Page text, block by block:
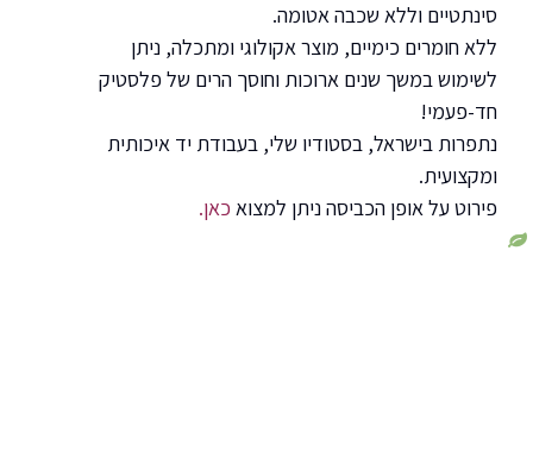
סינתטיים וללא שכבה אטומה.
ללא חומרים כימיים, מוצר אקולוגי ומתכלה, ניתן
לשימוש במשך שנים ארוכות וחוסך הרים של פלסטיק
חד-פעמי!
נתפרות בישראל, בסטודיו שלי, בעבודת יד איכותית
ומקצועית.
פירוט על אופן הכביסה ניתן למצוא כאן.